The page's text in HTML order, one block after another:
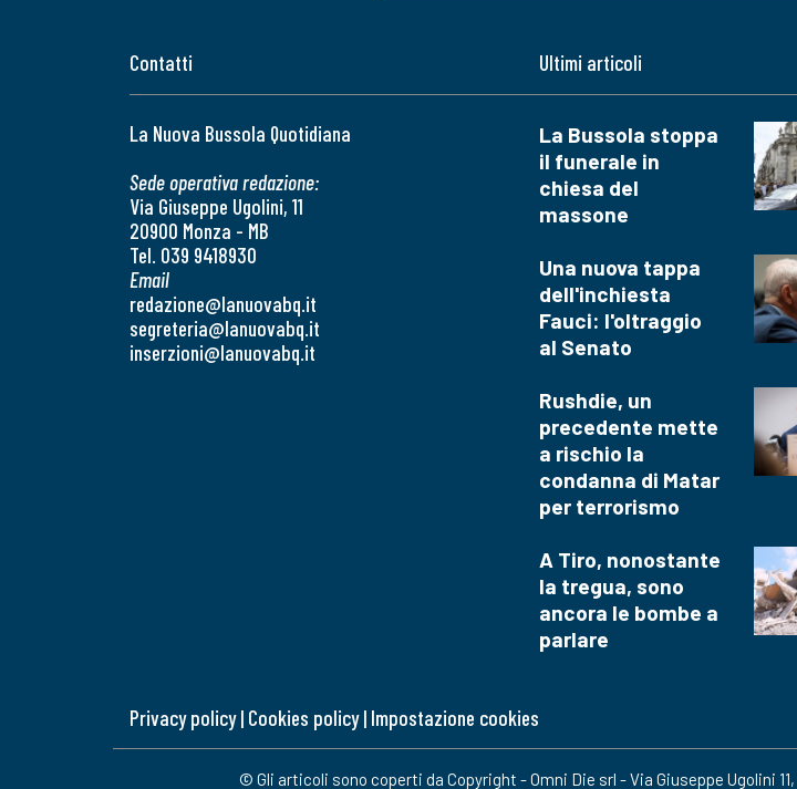
Contatti
La Nuova Bussola Quotidiana
Sede operativa redazione:
Via Giuseppe Ugolini, 11
20900 Monza - MB
Tel. 039 9418930
Email
redazione@lanuovabq.it
segreteria@lanuovabq.it
inserzioni@lanuovabq.it
Ultimi articoli
La Bussola stoppa
il funerale in
chiesa del
massone
Una nuova tappa
dell'inchiesta
Fauci: l'oltraggio
al Senato
Rushdie, un
precedente mette
a rischio la
condanna di Matar
per terrorismo
A Tiro, nonostante
la tregua, sono
ancora le bombe a
parlare
Privacy policy| Cookies policy| Impostazione cookies
© Gli articoli sono coperti da Copyright - Omni Die srl - Via Giuseppe Ugolini